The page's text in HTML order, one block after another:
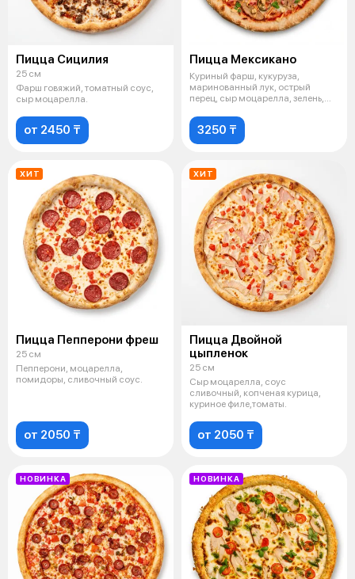
Пицца Сицилия
25 см
Фарш говяжий, томатный соус,
сыр моцарелла.
от 2450 ₸
Пицца Мексикано
Куриный фарш, кукуруза,
маринованный лук, острый
перец, сыр моцарелла, зелень,
3250 ₸
ХИТ
Пицца Пепперони фреш
25 см
Пепперони, моцарелла,
помидоры, сливочный соус.
от 2050 ₸
ХИТ
Пицца Двойной
цыпленок
25 см
Сыр моцарелла, соус
сливочный, копченая курица,
куриное филе,томаты.
от 2050 ₸
НОВИНКА НОВИНКА